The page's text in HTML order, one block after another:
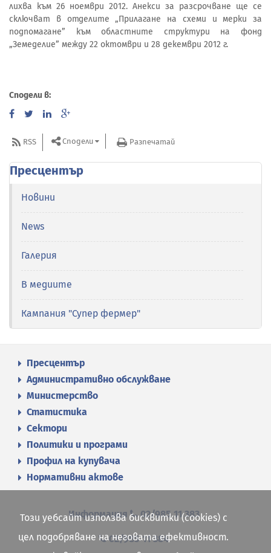
лихва към 26 ноември 2012. Анекси за разсрочване ще се
сключват в отделите „Прилагане на схеми и мерки за
подпомагане” към областните структури на фонд
„Земеделие” между 22 октомври и 28 декември 2012 г.
Сподели в:
RSS Сподели Разпечатай
Пресцентър
Новини
News
Галерия
В медиите
Кампания "Супер фермер"
Пресцентър
Административно обслужване
Министерство
Статистика
Сектори
Политики и програми
Профил на купувача
Нормативни актове
Информация 02/985 11 383
02/985 11 384
Този уебсайт използва бисквитки (cookies) с
цел подобряване на неговата ефективност.